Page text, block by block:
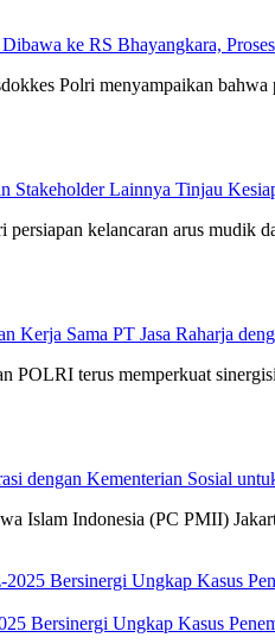
ke RS Bhayangkara,
Polri menyampaikan bahwa
Stakeholder Lainnya Tinjau
persiapan kelancaran arus mudik
Kerja Sama PT Jasa Raharja
POLRI terus memperkuat
dengan Kementerian Sosial
Islam Indonesia (PC PMII)
Bersinergi Ungkap Kasus